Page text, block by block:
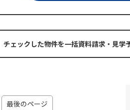
最後のページ